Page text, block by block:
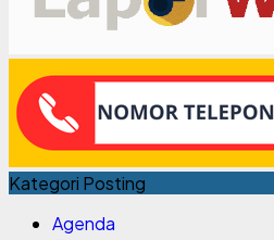
Kategori Posting
Agenda